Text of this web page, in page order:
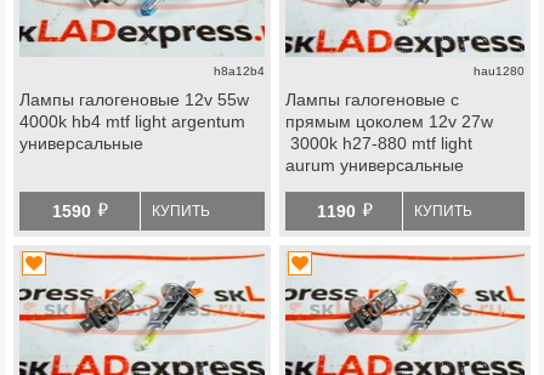
h8a12b4
Лампы галогеновые 12v 55w
4000k hb4 mtf light argentum
универсальные
1590 й КУПИТЬ
hau1280
Лампы галогеновые с
прямым цоколем 12v 27w
3000k h27-880 mtf light
aurum универсальные
1190 й КУПИТЬ